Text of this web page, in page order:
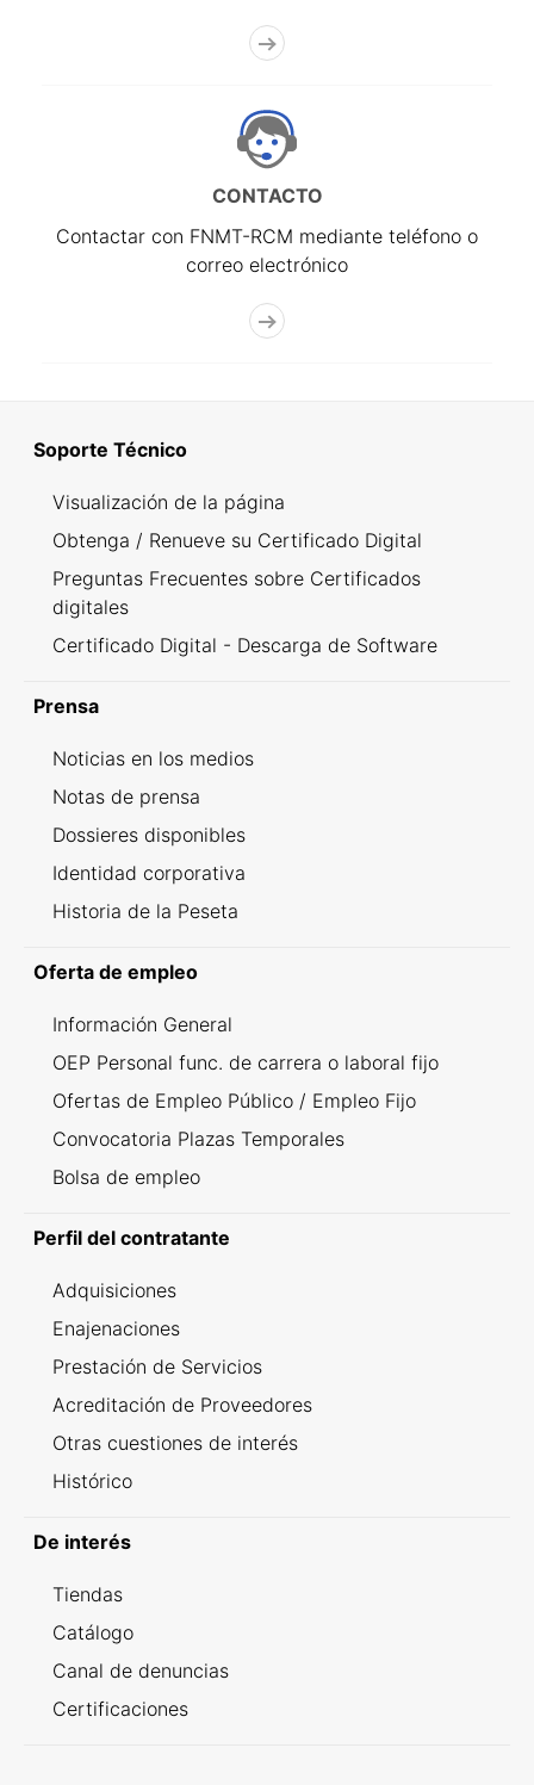
CONTACTO
Contactar con FNMT-RCM mediante teléfono o
correo electrónico
Soporte Técnico
Visualización de la página
Obtenga / Renueve su Certificado Digital
Preguntas Frecuentes sobre Certificados
digitales
Certificado Digital - Descarga de Software
Prensa
Noticias en los medios
Notas de prensa
Dossieres disponibles
Identidad corporativa
Historia de la Peseta
Oferta de empleo
Información General
OEP Personal func. de carrera o laboral fijo
Ofertas de Empleo Público / Empleo Fijo
Convocatoria Plazas Temporales
Bolsa de empleo
Perfil del contratante
Adquisiciones
Enajenaciones
Prestación de Servicios
Acreditación de Proveedores
Otras cuestiones de interés
Histórico
De interés
Tiendas
Catálogo
Canal de denuncias
Certificaciones